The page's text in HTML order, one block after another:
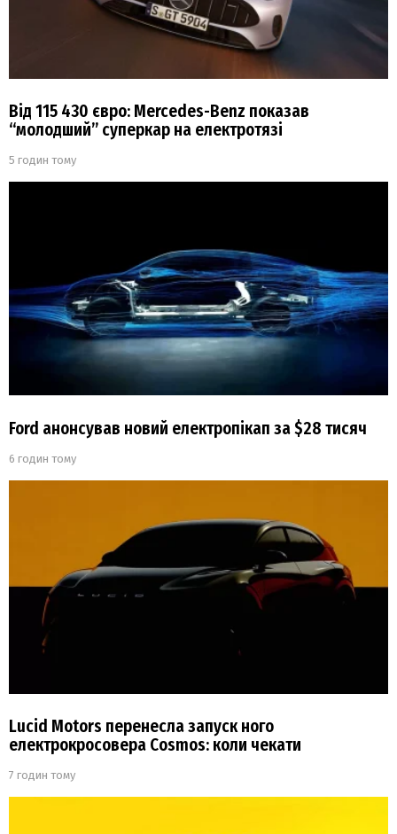
Від 115 430 євро: Mercedes-Benz показав
“молодший” суперкар на електротязі
5 годин тому
Ford анонсував новий електропікап за $28 тисяч
6 годин тому
Lucid Motors перенесла запуск ного
електрокросовера Cosmos: коли чекати
7 годин тому